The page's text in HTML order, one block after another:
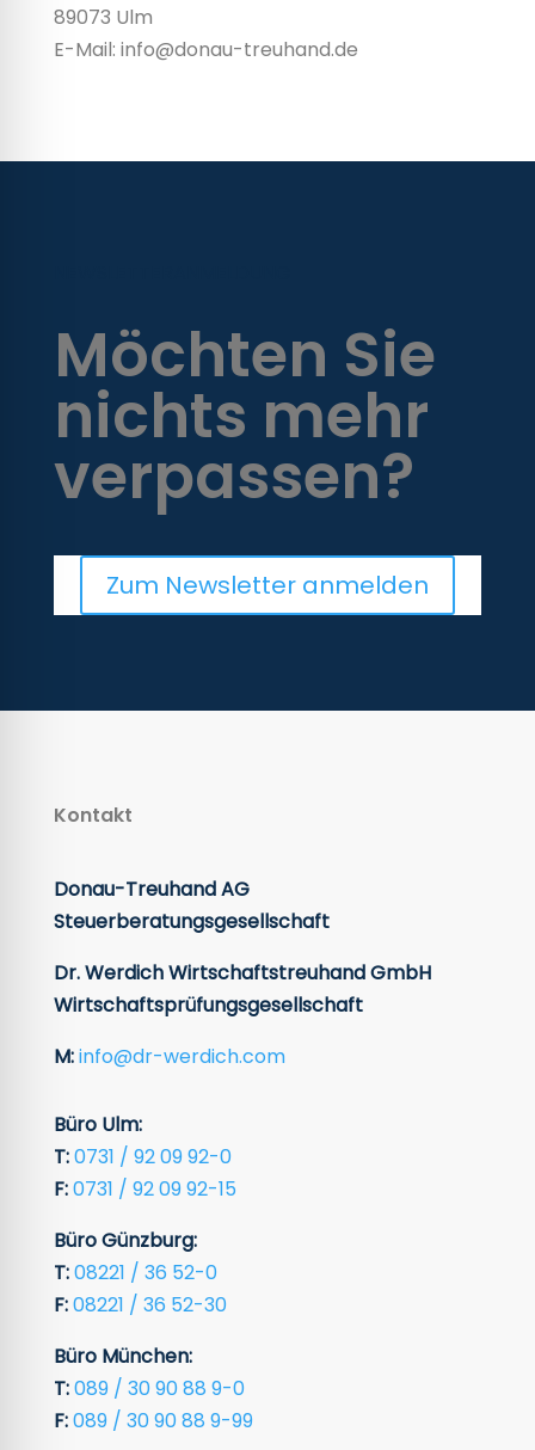
89073 Ulm
E-Mail: info@donau-treuhand.de
Möchten Sie
nichts mehr
verpassen?
Zum Newsletter anmelden
Kontakt
Donau-Treuhand AG
Steuerberatungs­gesellschaft
Dr. Werdich Wirtschaftstreuhand GmbH
Wirtschaftsprüfungs­gesellschaft
M:info@dr-werdich.com
Büro Ulm:
T:0731 / 92 09 92-0
F:0731 / 92 09 92-15
Büro Günzburg:
T:08221 / 36 52-0
F:08221 / 36 52-30
Büro München:
T:089 / 30 90 88 9-0
F:089 / 30 90 88 9-99